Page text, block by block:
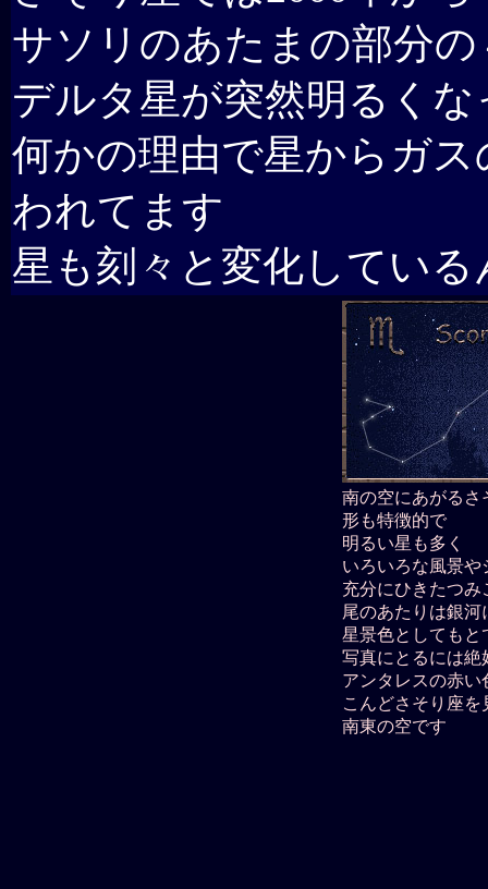
サソリのあたまの部分
デルタ星が突然明るく
何かの理由で星からガ
われてます
星も刻々と変化してい
南の空にあがるさ
形も特徴的で
明るい星も多く
いろいろな風景
充分にひきたつ
尾のあたりは銀河
星景色としてもと
写真にとるには絶
アンタレスの赤
こんどさそり座
南東の空です